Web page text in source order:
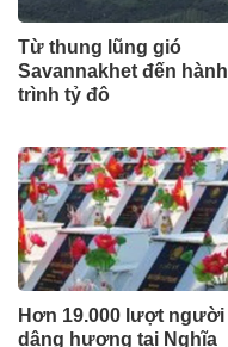
Từ thung lũng gió
Savannakhet đến hành
trình tỷ đô
Hơn 19.000 lượt người
dâng hương tại Nghĩa